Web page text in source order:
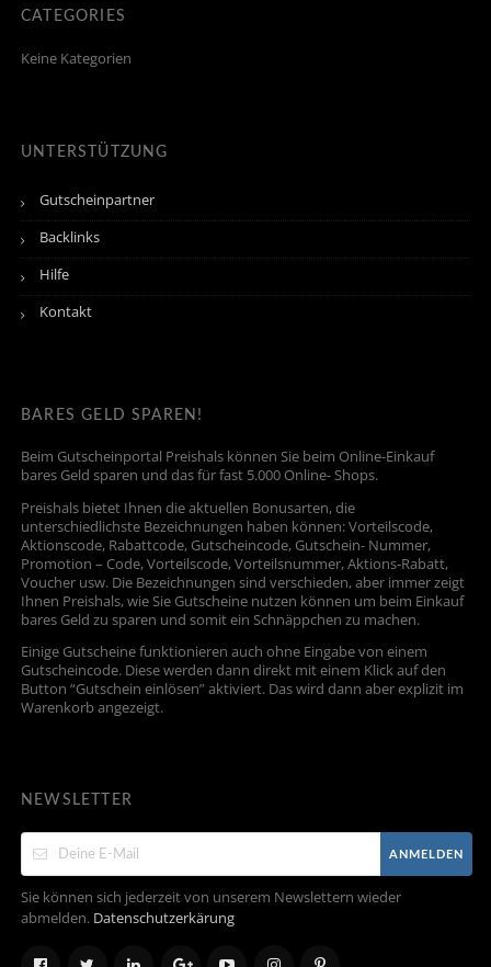
CATEGORIES
Keine Kategorien
UNTERSTÜTZUNG
Gutscheinpartner
Backlinks
Hilfe
Kontakt
BARES GELD SPAREN!
Beim Gutscheinportal Preishals können Sie beim Online-Einkauf
bares Geld sparen und das für fast 5.000 Online- Shops.
Preishals bietet Ihnen die aktuellen Bonusarten, die
unterschiedlichste Bezeichnungen haben können: Vorteilscode,
Aktionscode, Rabattcode, Gutscheincode, Gutschein- Nummer,
Promotion – Code, Vorteilscode, Vorteilsnummer, Aktions-Rabatt,
Voucher usw. Die Bezeichnungen sind verschieden, aber immer zeigt
Ihnen Preishals, wie Sie Gutscheine nutzen können um beim Einkauf
bares Geld zu sparen und somit ein Schnäppchen zu machen.
Einige Gutscheine funktionieren auch ohne Eingabe von einem
Gutscheincode. Diese werden dann direkt mit einem Klick auf den
Button “Gutschein einlösen” aktiviert. Das wird dann aber explizit im
Warenkorb angezeigt.
NEWSLETTER
ANMELDEN
Sie können sich jederzeit von unserem Newslettern wieder
abmelden. Datenschutzerkärung